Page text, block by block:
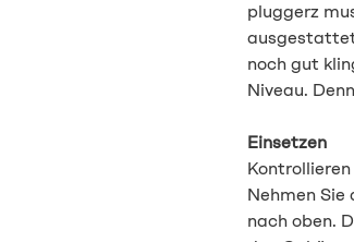
pluggerz
noch gut
Niveau.
Einsetzen
Nehmen Sie
nach oben.